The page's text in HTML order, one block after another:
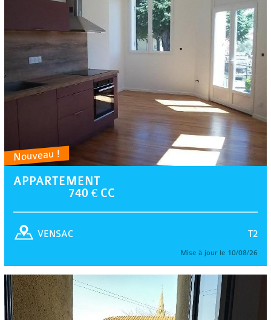
Nouveau !
APPARTEMENT
740 € CC
T2
VENSAC
Mise à jour le 10/08/26